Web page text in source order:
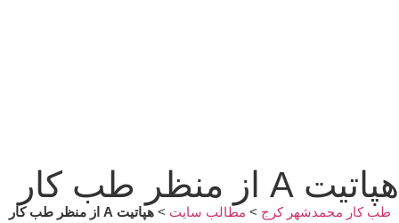
هپاتیت A از منظر طب کار
طب کار محمدشهر کرج > مطالب سایت >هپاتیت A از منظر طب کار